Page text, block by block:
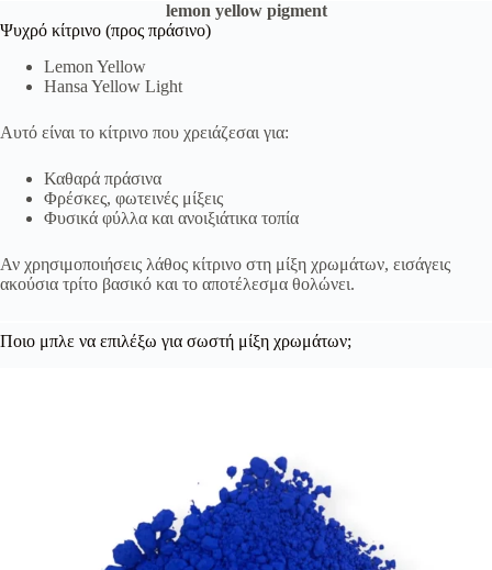
lemon yellow pigment
Ψυχρό κίτρινο (προς πράσινο)
Lemon Yellow
Hansa Yellow Light
Αυτό είναι το κίτρινο που χρειάζεσαι για:
Καθαρά πράσινα
Φρέσκες, φωτεινές μίξεις
Φυσικά φύλλα και ανοιξιάτικα τοπία
Αν χρησιμοποιήσεις λάθος κίτρινο στη μίξη χρωμάτων, εισάγεις
ακούσια τρίτο βασικό και το αποτέλεσμα θολώνει.
Ποιο μπλε να επιλέξω για σωστή μίξη χρωμάτων;